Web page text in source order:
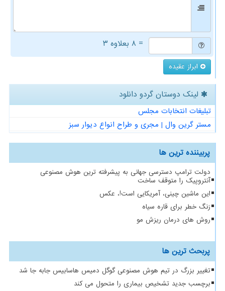
= ۸ بعلاوه ۳
ابراز عقیده
لینک دوستان گردو دانلود
تبلیغات انتخابات مجلس
مستر گرین وال | مجری و طراح انواع دیوار سبز
پربیننده ترین ها
دولت ترامپ دسترسی جهانی به پیشرفته ترین هوش مصنوعی
آنتروپیک را متوقف ساخت
این ماشین چینی، آمریکایی است!، عکس
زنگ خطر برای قاره سیاه
روش های درمان ریزش مو
پربحث ترین ها
تغییر بزرگ در تیم هوش مصنوعی گوگل دمیس هاسابیس جابه جا شد
برچسب جدید تشخیص بیماری را متحول می کند